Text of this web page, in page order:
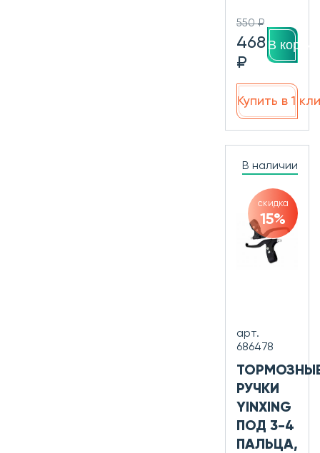
550 ₽
468
₽
В
Купить в 1
В наличии
скидка
15%
арт.
686478
РУЧКИ
YINXING
ПОД 3-4
ПАЛЬЦА,